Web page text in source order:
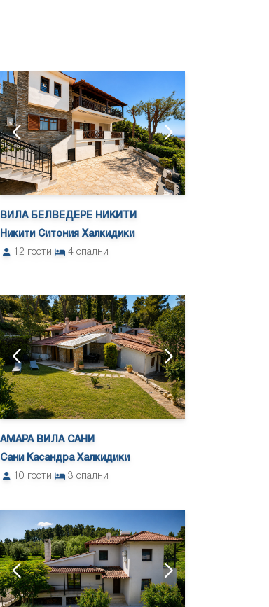
ВИЛА БЕЛВЕДЕРЕ НИКИТИ
Никити Ситония Халкидики
12 гости 4 спални
АМАРА ВИЛА САНИ
Сани Касандра Халкидики
10 гости 3 спални